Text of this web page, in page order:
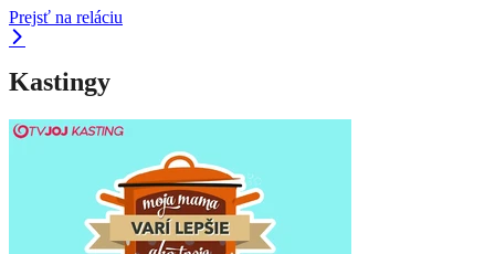
Prejsť na reláciu
Kastingy